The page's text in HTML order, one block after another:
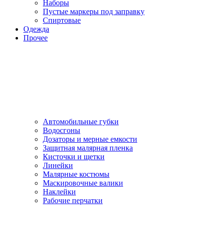
Наборы
Пустые маркеры под заправку
Спиртовые
Одежда
Прочее
Автомобильные губки
Водосгоны
Дозаторы и мерные емкости
Защитная малярная пленка
Кисточки и щетки
Линейки
Малярные костюмы
Маскировочные валики
Наклейки
Рабочие перчатки